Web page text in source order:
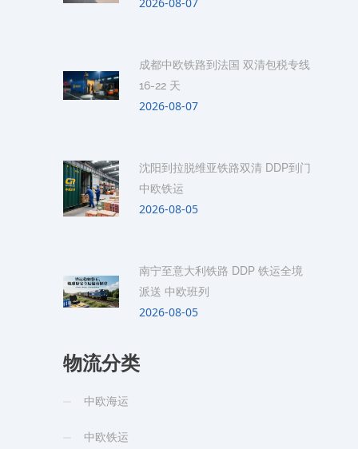
成都中欧铁路到法国 双清包税专线
16-22 天
2026-08-07
沈阳到拉脱维亚铁路双清 DDP到门
中欧铁运
2026-08-05
南宁至意大利铁路 DDP 铁运全境
派送 中欧班列
2026-08-05
物流分类
中欧海运
中欧铁运